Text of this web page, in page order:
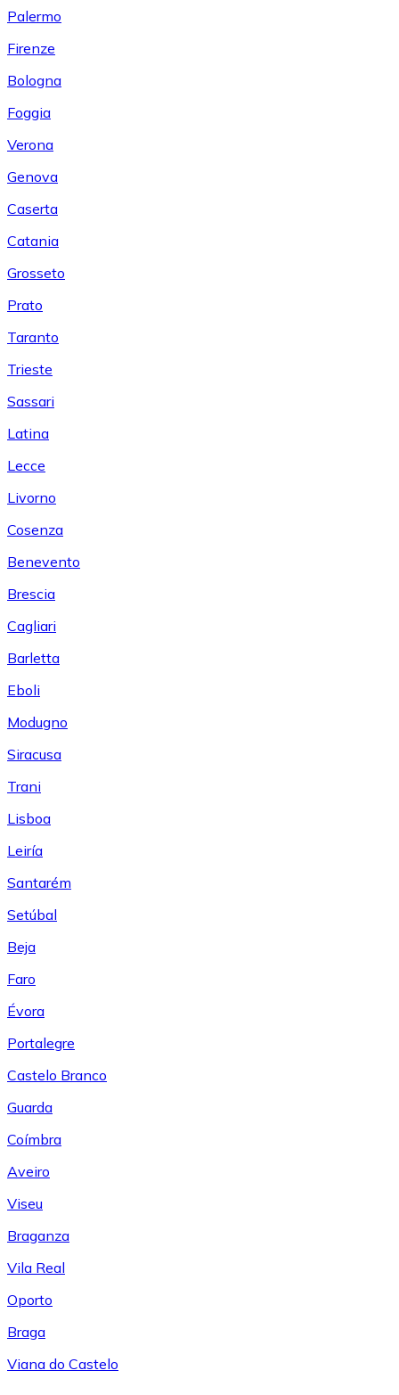
Palermo
Firenze
Bologna
Foggia
Verona
Genova
Caserta
Catania
Grosseto
Prato
Taranto
Trieste
Sassari
Latina
Lecce
Livorno
Cosenza
Benevento
Brescia
Cagliari
Barletta
Eboli
Modugno
Siracusa
Trani
Lisboa
Leiría
Santarém
Setúbal
Beja
Faro
Évora
Portalegre
Castelo Branco
Guarda
Coímbra
Aveiro
Viseu
Braganza
Vila Real
Oporto
Braga
Viana do Castelo